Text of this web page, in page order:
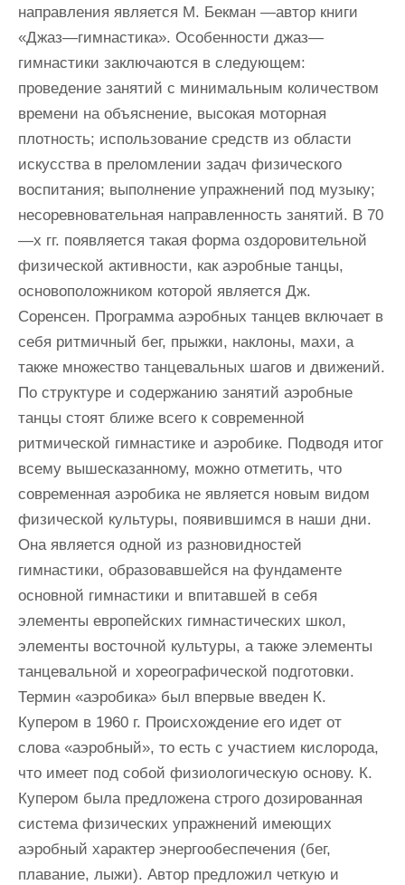
направления является М. Бекман —автор книги
«Джаз—гимнастика». Особенности джаз—
гимнастики заключаются в следующем:
проведение занятий с минимальным количеством
времени на объяснение, высокая моторная
плотность; использование средств из области
искусства в преломлении задач физического
воспитания; выполнение упражнений под музыку;
несоревновательная направленность занятий. В 70
—х гг. появляется такая форма оздоровительной
физической активности, как аэробные танцы,
основоположником которой является Дж.
Соренсен. Программа аэробных танцев включает в
себя ритмичный бег, прыжки, наклоны, махи, а
также множество танцевальных шагов и движений.
По структуре и содержанию занятий аэробные
танцы стоят ближе всего к современной
ритмической гимнастике и аэробике. Подводя итог
всему вышесказанному, можно отметить, что
современная аэробика не является новым видом
физической культуры, появившимся в наши дни.
Она является одной из разновидностей
гимнастики, образовавшейся на фундаменте
основной гимнастики и впитавшей в себя
элементы европейских гимнастических школ,
элементы восточной культуры, а также элементы
танцевальной и хореографической подготовки.
Термин «аэробика» был впервые введен К.
Купером в 1960 г. Происхождение его идет от
слова «аэробный», то есть с участием кислорода,
что имеет под собой физиологическую основу. К.
Купером была предложена строго дозированная
система физических упражнений имеющих
аэробный характер энергообеспечения (бег,
плавание, лыжи). Автор предложил четкую и